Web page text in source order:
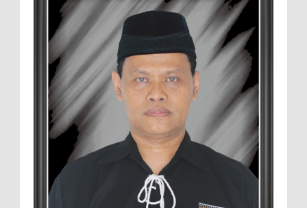
Exhibition di Alun-Alun Jember beberapa waktu lalu.
MEMOPOS.co.id, Jem...
Duta GenRe Blora 2026 Siap Untuk
Menjadi Agen Perubahan
BLORA — Rizky Akbar Putra Basyari dari
PIK-R Gemilang SMA Negeri 1 Blora dan
Salsabila Hidayatul Kamilah dari PIK-R Tunas Cahaya
Kecamatan B...
Menko Zulhas Wajibkan Program Makan
Bergizi Gratis Menyerap Bahan Pangan